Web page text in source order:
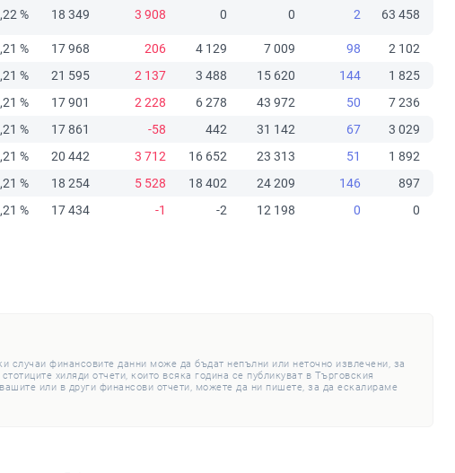
% 18 349 3 908 0 0 2 63 458
% 17 968 206 4 129 7 009 98
2 102
% 21 595 2 137 3 488 15 620 144
1 825
% 17 901 2 228 6 278 43 972 50
7 236
% 17 861 -58 442 31 142 67
3 029
% 20 442 3 712 16 652 23 313 51
1 892
% 18 254 5 528 18 402 24 209 146
897
% 17 434 -1 -2 12 198 0 0
случаи финансовите данни може да бъдат непълни или неточно извлечени, за
хиляди отчети, които всяка година се публикуват в Търговския
или в други финансови отчети, можете да ни пишете, за да ескалираме